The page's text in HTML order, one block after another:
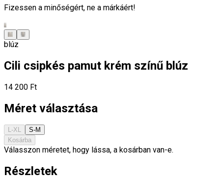
Fizessen a minőségért, ne a márkáért!
blúz
Cili csipkés pamut krém színű blúz
14 200 Ft
Méret választása
L-XL
S-M
Kosárba
Válasszon méretet, hogy lássa, a kosárban van-e.
Részletek